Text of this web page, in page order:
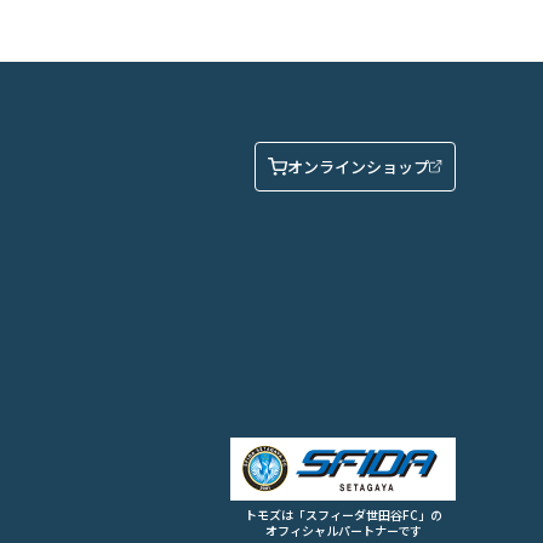
オンラインショップ
トモズは「スフィーダ世田谷FC」の
オフィシャルパートナーです